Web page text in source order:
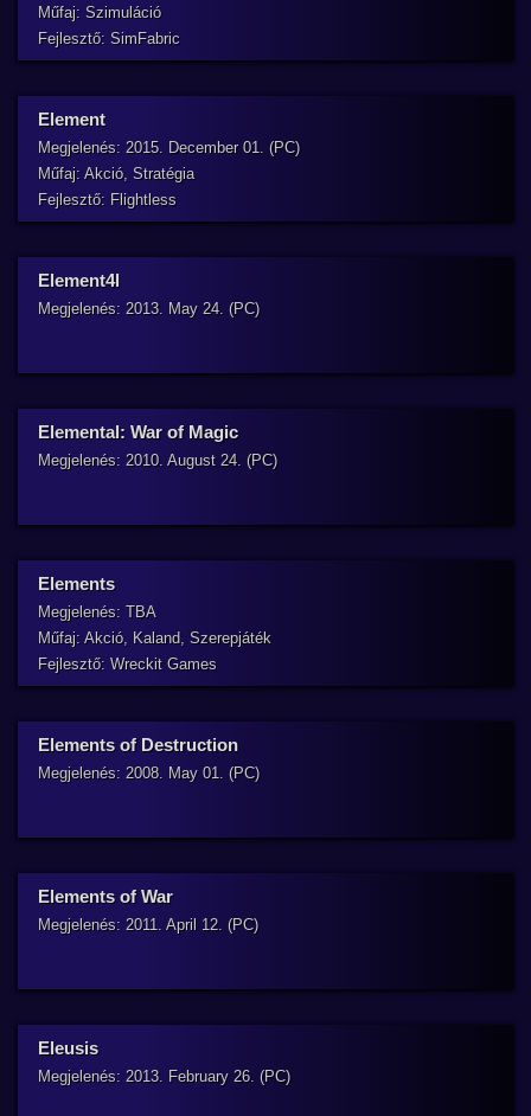
Műfaj: Szimuláció
Fejlesztő: SimFabric
Element
Megjelenés: 2015. December 01. (PC)
Műfaj: Akció, Stratégia
Fejlesztő: Flightless
Element4l
Megjelenés: 2013. May 24. (PC)
Elemental: War of Magic
Megjelenés: 2010. August 24. (PC)
Elements
Megjelenés: TBA
Műfaj: Akció, Kaland, Szerepjáték
Fejlesztő: Wreckit Games
Elements of Destruction
Megjelenés: 2008. May 01. (PC)
Elements of War
Megjelenés: 2011. April 12. (PC)
Eleusis
Megjelenés: 2013. February 26. (PC)